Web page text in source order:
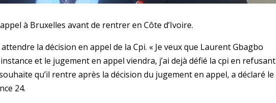
à Bruxelles avant de rentrer en Côte d’Ivoire.
la décision en appel de la Cpi. « Je veux que Laurent Gbagbo
et le jugement en appel viendra, j’ai dejà défié la cpi en refusant
qu’il rentre après la décision du jugement en appel, a déclaré le
24.